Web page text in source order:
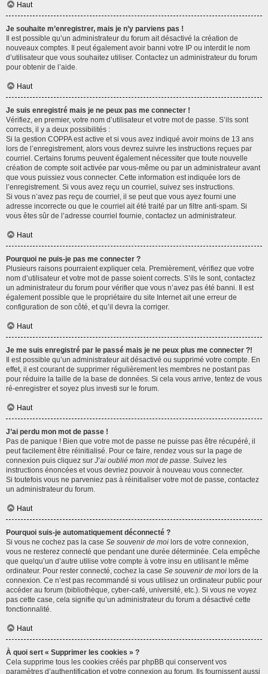
Haut
Je souhaite m’enregistrer, mais je n’y parviens pas !
Il est possible qu’un administrateur du forum ait désactivé la création de
nouveaux comptes. Il peut également avoir banni votre IP ou interdit le nom
d’utilisateur que vous souhaitez utiliser. Contactez un administrateur du forum
pour obtenir de l’aide.
Haut
Je suis enregistré mais je ne peux pas me connecter !
Vérifiez, en premier, votre nom d’utilisateur et votre mot de passe. S’ils sont
corrects, il y a deux possibilités :
Si la gestion COPPA est active et si vous avez indiqué avoir moins de 13 ans
lors de l’enregistrement, alors vous devrez suivre les instructions reçues par
courriel. Certains forums peuvent également nécessiter que toute nouvelle
création de compte soit activée par vous-même ou par un administrateur avant
que vous puissiez vous connecter. Cette information est indiquée lors de
l’enregistrement. Si vous avez reçu un courriel, suivez ses instructions.
Si vous n’avez pas reçu de courriel, il se peut que vous ayez fourni une
adresse incorrecte ou que le courriel ait été traité par un filtre anti-spam. Si
vous êtes sûr de l’adresse courriel fournie, contactez un administrateur.
Haut
Pourquoi ne puis-je pas me connecter ?
Plusieurs raisons pourraient expliquer cela. Premièrement, vérifiez que votre
nom d’utilisateur et votre mot de passe soient corrects. S’ils le sont, contactez
un administrateur du forum pour vérifier que vous n’avez pas été banni. Il est
également possible que le propriétaire du site Internet ait une erreur de
configuration de son côté, et qu’il devra la corriger.
Haut
Je me suis enregistré par le passé mais je ne peux plus me connecter ?!
Il est possible qu’un administrateur ait désactivé ou supprimé votre compte. En
effet, il est courant de supprimer régulièrement les membres ne postant pas
pour réduire la taille de la base de données. Si cela vous arrive, tentez de vous
ré-enregistrer et soyez plus investi sur le forum.
Haut
J’ai perdu mon mot de passe !
Pas de panique ! Bien que votre mot de passe ne puisse pas être récupéré, il
peut facilement être réinitialisé. Pour ce faire, rendez vous sur la page de
connexion puis cliquez sur J’ai oublié mon mot de passe. Suivez les
instructions énoncées et vous devriez pouvoir à nouveau vous connecter.
Si toutefois vous ne parveniez pas à réinitialiser votre mot de passe, contactez
un administrateur du forum.
Haut
Pourquoi suis-je automatiquement déconnecté ?
Si vous ne cochez pas la case Se souvenir de moi lors de votre connexion,
vous ne resterez connecté que pendant une durée déterminée. Cela empêche
que quelqu’un d’autre utilise votre compte à votre insu en utilisant le même
ordinateur. Pour rester connecté, cochez la case Se souvenir de moi lors de la
connexion. Ce n’est pas recommandé si vous utilisez un ordinateur public pour
accéder au forum (bibliothèque, cyber-café, université, etc.). Si vous ne voyez
pas cette case, cela signifie qu’un administrateur du forum a désactivé cette
fonctionnalité.
Haut
À quoi sert « Supprimer les cookies » ?
Cela supprime tous les cookies créés par phpBB qui conservent vos
paramètres d’authentification et votre connexion au forum. Ils fournissent aussi